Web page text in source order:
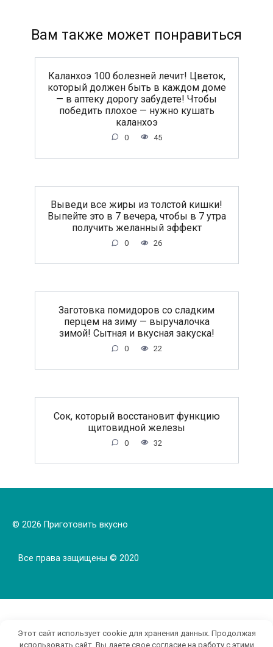
Вам также может понравиться
Каланхоэ 100 болезней лечит! Цветок,
который должен быть в каждом доме
— в аптеку дорогу забудете! Чтобы
победить плохое — нужно кушать
каланхоэ
0 45
Выведи все жиры из толстой кишки!
Выпейте это в 7 вечера, чтобы в 7 утра
получить желанный эффект
0 26
Заготовка помидоров со сладким
перцем на зиму — выручалочка
зимой! Сытная и вкусная закуска!
0 22
Сок, который восстановит функцию
щитовидной железы
0 32
© 2026 Приготовить вкусно
Все права защищены © 2020
Этот сайт использует cookie для хранения данных. Продолжая
использовать сайт, Вы даете свое согласие на работу с этими